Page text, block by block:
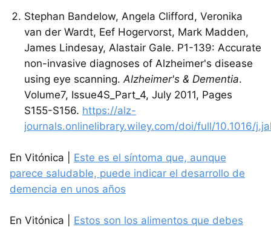
Stephan Bandelow, Angela Clifford, Veronika
van der Wardt, Eef Hogervorst, Mark Madden,
James Lindesay, Alastair Gale. P1-139: Accurate
non-invasive diagnoses of Alzheimer's disease
using eye scanning. Alzheimer's & Dementia.
Volume7, Issue4S_Part_4, July 2011, Pages
S155-S156. https://alz-
journals.onlinelibrary.wiley.com/doi/full/10.1016/
En Vitónica | Este es el síntoma que, aunque
parece saludable, puede indicar el desarrollo de
demencia en unos años
En Vitónica | Estos son los alimentos que debes